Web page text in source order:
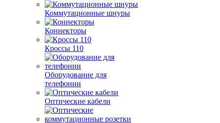
Коммутационные шнуры
Коннекторы
Кроссы 110
Оборудование для
телефонии
Оптические кабели